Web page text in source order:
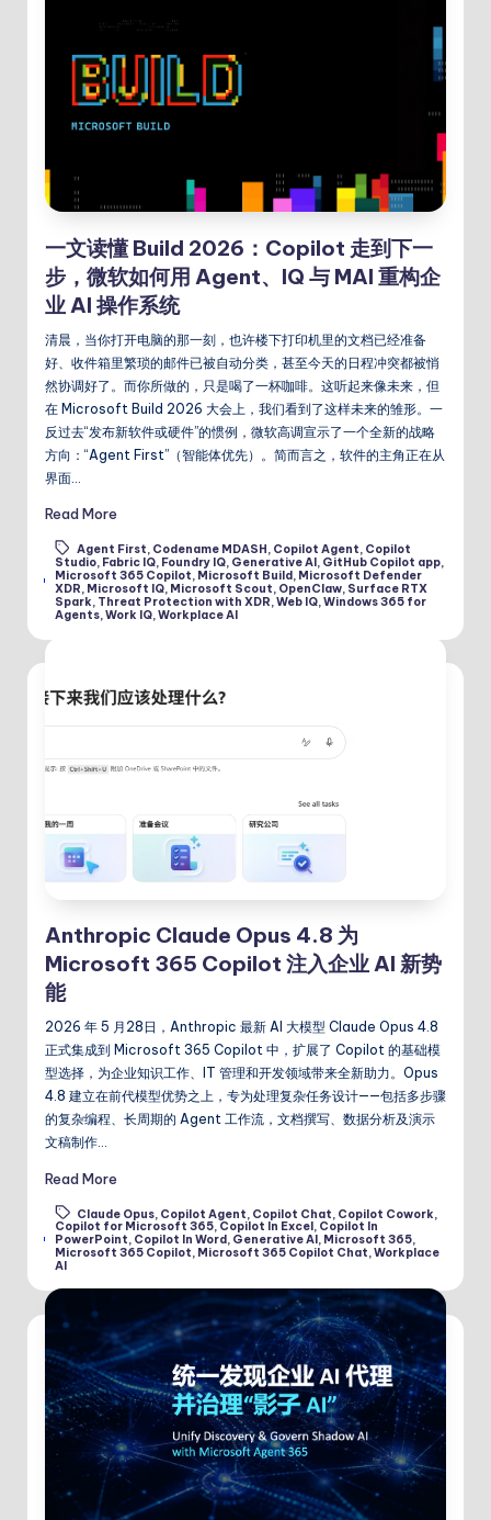
一文读懂 Build 2026：Copilot 走到下一
步，微软如何用 Agent、IQ 与 MAI 重构企
业 AI 操作系统
清晨，当你打开电脑的那一刻，也许楼下打印机里的文档已经准备
好、收件箱里繁琐的邮件已被自动分类，甚至今天的日程冲突都被悄
然协调好了。而你所做的，只是喝了一杯咖啡。这听起来像未来，但
在 Microsoft Build 2026 大会上，我们看到了这样未来的雏形。一
反过去“发布新软件或硬件”的惯例，微软高调宣示了一个全新的战略
方向：“Agent First”（智能体优先）。简而言之，软件的主角正在从
界面…
Read More
Tags:
Agent First, Codename MDASH, Copilot Agent, Copilot
Studio, Fabric IQ, Foundry IQ, Generative AI, GitHub Copilot app,
Microsoft 365 Copilot, Microsoft Build, Microsoft Defender
XDR, Microsoft IQ, Microsoft Scout, OpenClaw, Surface RTX
Spark, Threat Protection with XDR,Web IQ,Windows 365 for
Agents,Work IQ,Workplace AI
Anthropic Claude Opus 4.8 为
Microsoft 365 Copilot 注入企业 AI 新势
能
2026 年 5 月28日，Anthropic 最新 AI 大模型 Claude Opus 4.8
正式集成到 Microsoft 365 Copilot 中，扩展了 Copilot 的基础模
型选择，为企业知识工作、IT 管理和开发领域带来全新助力。Opus
4.8 建立在前代模型优势之上，专为处理复杂任务设计——包括多步骤
的复杂编程、长周期的 Agent 工作流，文档撰写、数据分析及演示
文稿制作…
Read More
Tags:
Claude Opus Copilot Agent Copilot Chat Copilot Cowork
Copilot for Microsoft 365, Copilot In Excel , Copilot In
PowerPoint, Copilot In Word , Generative AI , Microsoft 365,
Microsoft 365 Copilot, Microsoft 365 Copilot Chat,Workplace
AI